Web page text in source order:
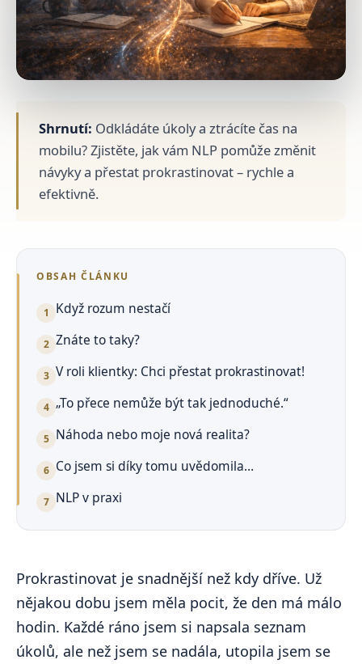
Shrnutí: Odkládáte úkoly a ztrácíte čas na
mobilu? Zjistěte, jak vám NLP pomůže změnit
návyky a přestat prokrastinovat – rychle a
efektivně.
OBSAH ČLÁNKU
Když rozum nestačí
Znáte to taky?
V roli klientky: Chci přestat prokrastinovat!
„To přece nemůže být tak jednoduché.“
Náhoda nebo moje nová realita?
Co jsem si díky tomu uvědomila…
NLP v praxi
Prokrastinovat je snadnější než kdy dříve. Už
nějakou dobu jsem měla pocit, že den má málo
hodin. Každé ráno jsem si napsala seznam
úkolů, ale než jsem se nadála, utopila jsem se